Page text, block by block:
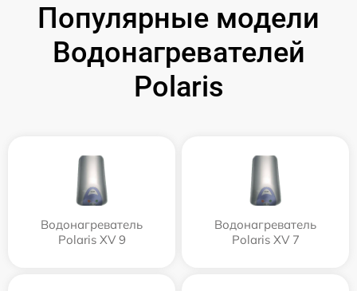
Популярные модели
Водонагревателей
Polaris
Водонагреватель
Polaris XV 9
Водонагреватель
Polaris XV 7